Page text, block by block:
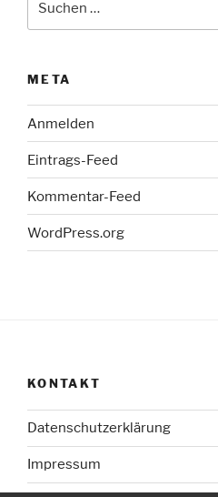
META
Anmelden
Eintrags-Feed
Kommentar-Feed
WordPress.org
KONTAKT
Datenschutzerklärung
Impressum